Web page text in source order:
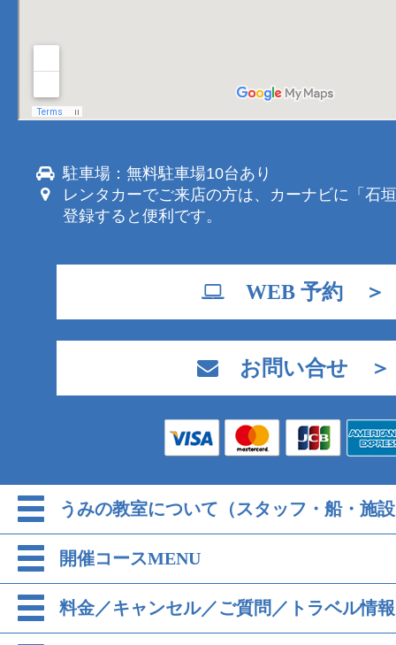
駐車場：無料駐車場10台あり
レンタカーでご来店の方は、カーナビに「石
登録すると便利です。
WEB 予約 ＞
お問い合せ ＞
うみの教室について（スタッフ・船・施
開催コースMENU
料金／キャンセル／ご質問／トラベル情報